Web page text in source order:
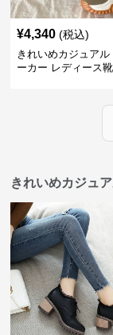
¥4,340 (税込)
きれいめカジュア
ーカー レディース
きれいめカジュ